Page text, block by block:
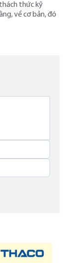
thức kỹ
về cơ bản, đó